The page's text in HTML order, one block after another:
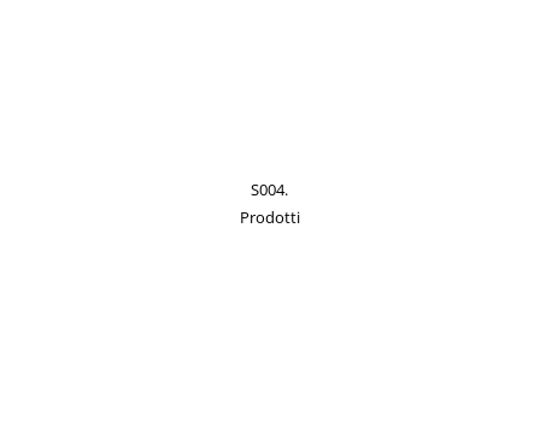
S004.
Prodotti